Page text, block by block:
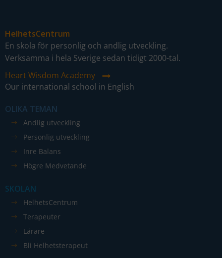
HelhetsCentrum
En skola för personlig och andlig utveckling.
Verksamma i hela Sverige sedan tidigt 2000-tal.
Heart Wisdom Academy
Our international school in English
OLIKA TEMAN
Andlig utveckling
Personlig utveckling
Inre Balans
Högre Medvetande
SKOLAN
HelhetsCentrum
Terapeuter
Lärare
Bli Helhetsterapeut